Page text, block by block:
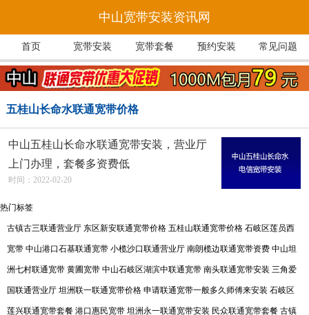
中山宽带安装资讯网
首页 宽带安装 宽带套餐 预约安装 常见问题
五桂山长命水联通宽带价格
中山五桂山长命水联通宽带安装，营业厅
上门办理，套餐多资费低
时间：2022-02-20
热门标签
古镇古三联通营业厅 东区新安联通宽带价格 五桂山联通宽带价格 石岐区莲员西
宽带 中山港口石基联通宽带 小榄沙口联通营业厅 南朗榄边联通宽带资费 中山坦
洲七村联通宽带 黄圃宽带 中山石岐区湖滨中联通宽带 南头联通宽带安装 三角爱
国联通营业厅 坦洲联一联通宽带价格 申请联通宽带一般多久师傅来安装 石岐区
莲兴联通宽带套餐 港口惠民宽带 坦洲永一联通宽带安装 民众联通宽带套餐 古镇